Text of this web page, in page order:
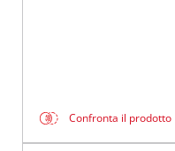
Confronta il prodotto